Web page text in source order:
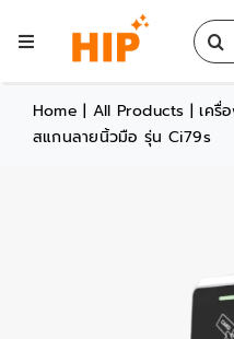
Toggle
Home
for:
Home | All Products |เครื่
สแกนลายนิ้วมือ รุ่น Ci79s